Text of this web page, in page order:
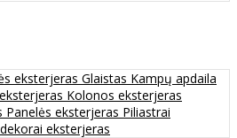
eksterjeras Glaistas Kampų apdaila
Kolonos eksterjeras
Panelės eksterjeras Piliastrai
eksterjeras